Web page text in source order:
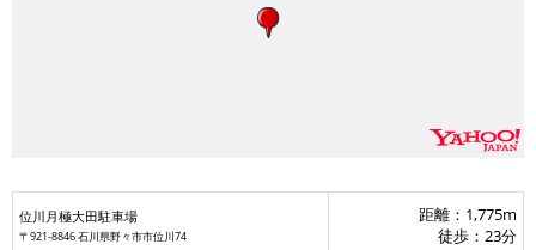
位川月極大田駐車場
〒921-8846 石川県野々市市位川74
距離：1,775m
徒歩：23分